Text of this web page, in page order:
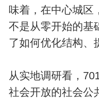
味着，在中心城区
不是从零开始的基
了如何优化结构、
从实地调研看，
社会开放的社会公